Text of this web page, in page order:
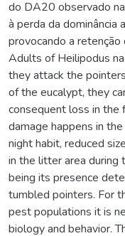
do DA20 observado
à perda da dominância
provocando a
Adults of Heilipodus
they attack the
of the eucalypt, they
consequent loss in the
damage happens in
night habit, reduced
in the litter area during
being its presence
tumbled pointers. For
pest populations it is
biology and behavior.